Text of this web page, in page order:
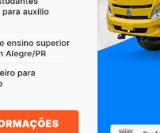
de Contribuintes